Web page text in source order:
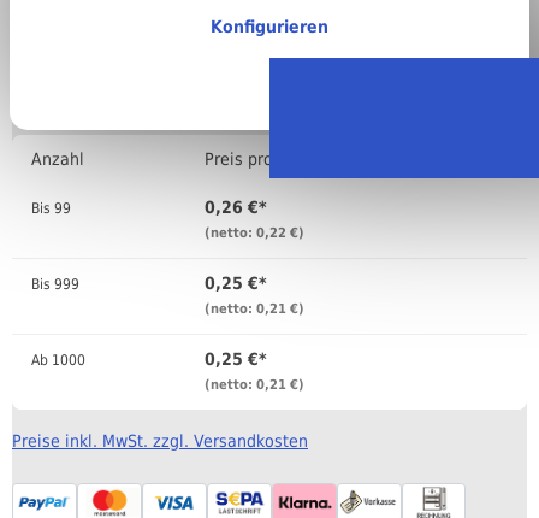
Anzahl Preis pro VPE ( )
Bis 99 0,26 €*
(netto: 0,22 €)
Bis 999 0,25 €*
(netto: 0,21 €)
Ab 1000 0,25 €*
(netto: 0,21 €)
Preise inkl. MwSt. zzgl. Versandkosten
Konfigurieren